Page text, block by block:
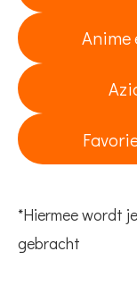
Anime
*Hiermee wordt
gebracht